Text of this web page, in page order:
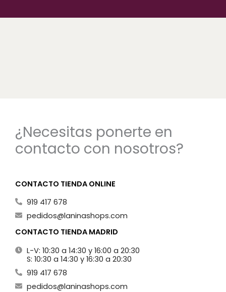
¿Necesitas ponerte en
contacto con nosotros?
CONTACTO TIENDA ONLINE
919 417 678
pedidos@laninashops.com
CONTACTO TIENDA MADRID
L-V: 10:30 a 14:30 y 16:00 a 20:30
S: 10:30 a 14:30 y 16:30 a 20:30
919 417 678
pedidos@laninashops.com